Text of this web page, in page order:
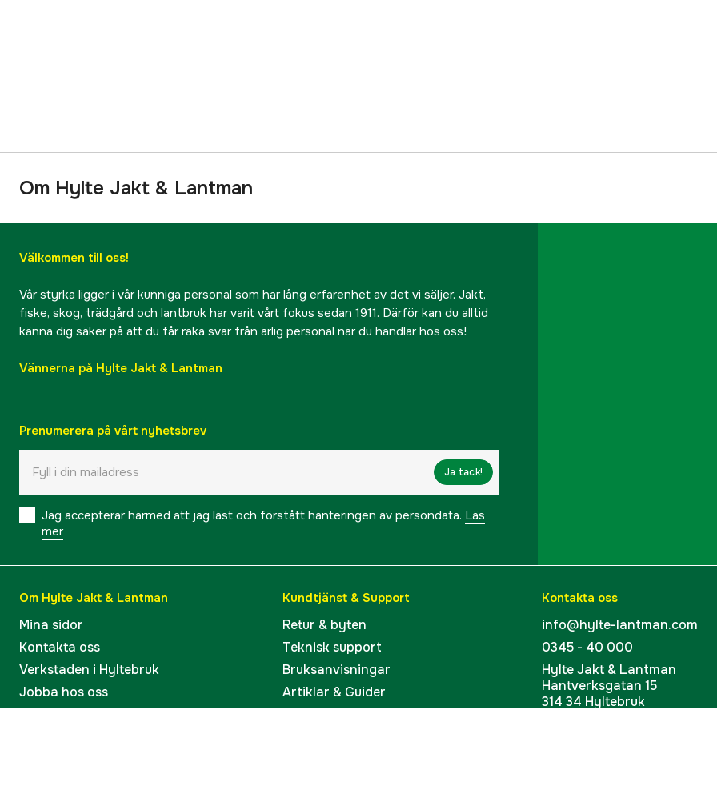
Om Hylte Jakt & Lantman
Välkommen till oss!
Vår styrka ligger i vår kunniga personal som har lång erfarenhet av det vi säljer. Jakt,
fiske, skog, trädgård och lantbruk har varit vårt fokus sedan 1911. Därför kan du alltid
känna dig säker på att du får raka svar från ärlig personal när du handlar hos oss!
Vännerna på Hylte Jakt & Lantman
Prenumerera på vårt nyhetsbrev
Ja tack!
Jag accepterar härmed att jag läst och förstått hanteringen av persondata. Läs
mer
Om Hylte Jakt & Lantman
Mina sidor
Kontakta oss
Verkstaden i Hyltebruk
Jobba hos oss
Kundtjänst & Support
Retur & byten
Teknisk support
Bruksanvisningar
Artiklar & Guider
Kontakta oss
info@hylte-lantman.com
0345 - 40 000
Hylte Jakt & Lantman
Hantverksgatan 15
314 34 Hyltebruk